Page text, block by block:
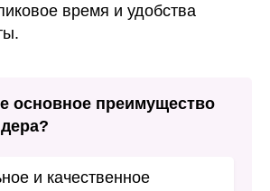
время и удобства
основное преимущество
и качественное